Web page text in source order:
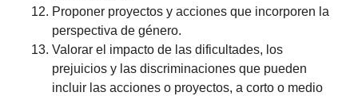
Proponer proyectos y acciones que incorporen la
perspectiva de género.
Valorar el impacto de las dificultades, los
prejuicios y las discriminaciones que pueden
incluir las acciones o proyectos, a corto o medio